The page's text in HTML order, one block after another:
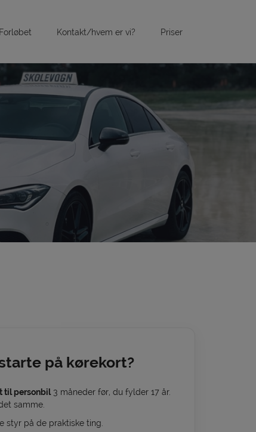
Forløbet Kontakt/hvem er vi? Priser
på kørekort?
til personbil3 måneder før, du fylder 17 år.
samme.
styr på de praktiske ting.